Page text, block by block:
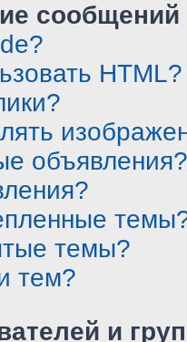
HTML?
объявления?
темы?
тем?
и